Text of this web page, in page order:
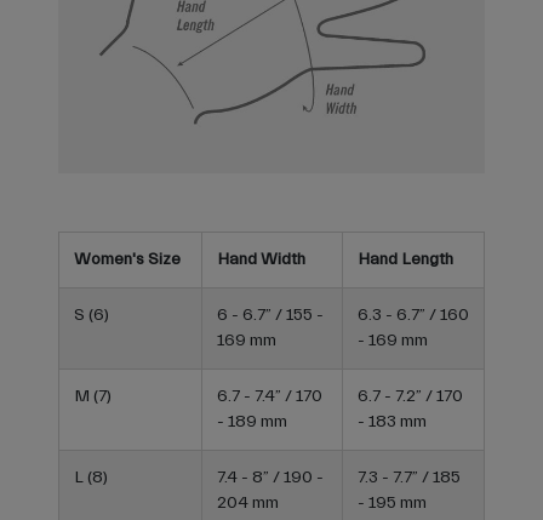
Women's Size Hand Width Hand Length
S (6)
6 - 6.7” / 155 -
169 mm
6.3 - 6.7” / 160
- 169 mm
M (7)
6.7 - 7.4” / 170
- 189 mm
6.7 - 7.2” / 170
- 183 mm
L (8)
7.4 - 8” / 190 -
204 mm
7.3 - 7.7” / 185
- 195 mm